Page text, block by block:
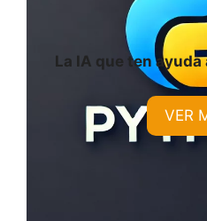
La IA que ten
VER